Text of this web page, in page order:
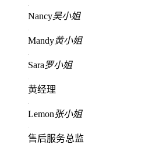
Nancy吴小姐
Mandy黄小姐
Sara罗小姐
黄经理
Lemon张小姐
售后服务总监